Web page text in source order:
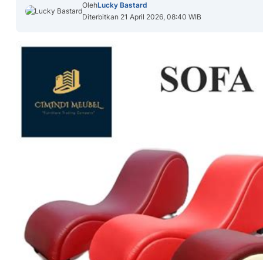
OlehLucky Bastard
Diterbitkan 21 April 2026, 08:40 WIB